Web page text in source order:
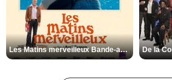
Les Matins merveilleux Bande-annonce VF